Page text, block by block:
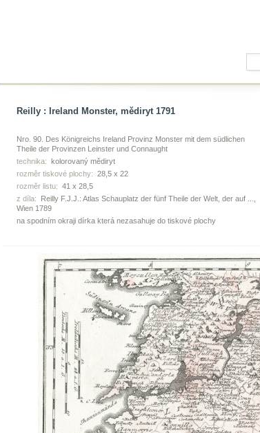
Reilly : Ireland Monster, mědiryt 1791
Nro. 90. Des Königreichs Ireland Provinz Monster mit dem südlichen
Theile der Provinzen Leinster und Connaught
technika: kolorovaný mědiryt
rozměr tiskové plochy: 28,5 x 22
rozměr listu: 41 x 28,5
z díla:
Reilly F.J.J.: Atlas Schauplatz der fünf Theile der Welt, der auf ...,
Wien 1789
na spodním okraji dírka která nezasahuje do tiskové plochy